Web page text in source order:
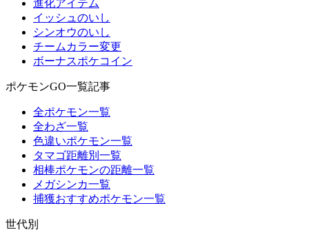
進化アイテム
イッシュのいし
シンオウのいし
チームカラー変更
ボーナスポケコイン
ポケモンGO一覧記事
全ポケモン一覧
全わざ一覧
色違いポケモン一覧
タマゴ距離別一覧
相棒ポケモンの距離一覧
メガシンカ一覧
捕獲おすすめポケモン一覧
世代別